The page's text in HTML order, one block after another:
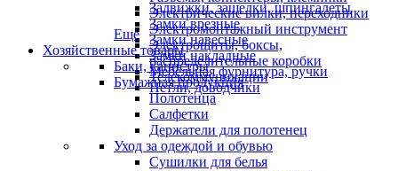
Электрические вилки, переходники
Электромонтажный инструмент
Электрощиты, боксы,
распределительные коробки
Телекоммуникации
Задвижки, защелки, шпингалеты
Замки врезные
Замки навесные
Замки накладные
Мебельная фурнитура, ручки
Петли, доводчики
Еще
Хозяйственные товары
Баки, канистры
Бумажная продукция
Полотенца
Салфетки
Держатели для полотенец
Уход за одеждой и обувью
Сушилки для белья